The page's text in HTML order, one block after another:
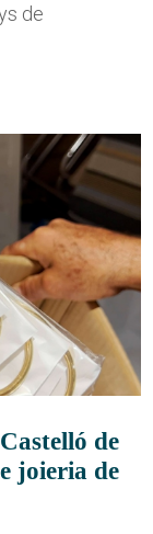
de
de
joieria de